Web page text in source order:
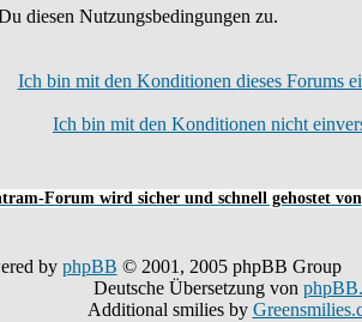
diesen Nutzungsbedingungen zu.
Ich bin mit den Konditionen dieses Forums
Ich bin mit den Konditionen nicht
Forum wird sicher und schnell gehostet von
by phpBB © 2001, 2005 phpBB Group
Deutsche Übersetzung von
Additional smilies by